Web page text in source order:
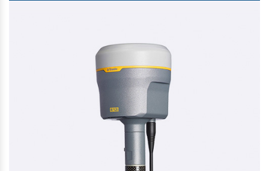
TRIMBLE LI-ION BATTERI TIL
3.150,00 kr. ekskl. moms